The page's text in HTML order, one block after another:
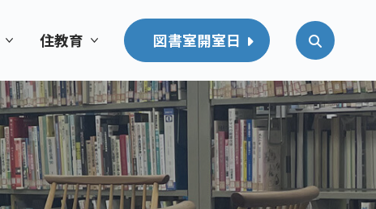
住教育 図書室開室日